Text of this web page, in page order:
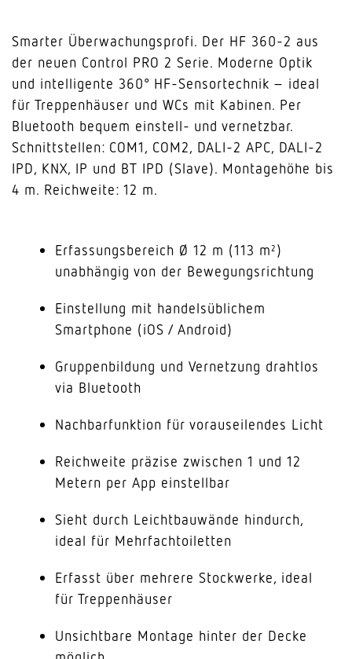
Smarter Überwachungsprofi. Der HF 360-2 aus
der neuen Control PRO 2 Serie. Moderne Optik
und intelligente 360° HF-Sensortechnik – ideal
für Treppenhäuser und WCs mit Kabinen. Per
Bluetooth bequem einstell- und vernetzbar.
Schnittstellen: COM1, COM2, DALI-2 APC, DALI-2
IPD, KNX, IP und BT IPD (Slave). Montagehöhe bis
4 m. Reichweite: 12 m.
Erfassungsbereich Ø 12 m (113 m²)
unabhängig von der Bewegungsrichtung
Einstellung mit handelsüblichem
Smartphone (iOS / Android)
Gruppenbildung und Vernetzung drahtlos
via Bluetooth
Nachbarfunktion für vorauseilendes Licht
Reichweite präzise zwischen 1 und 12
Metern per App einstellbar
Sieht durch Leichtbauwände hindurch,
ideal für Mehrfachtoiletten
Erfasst über mehrere Stockwerke, ideal
für Treppenhäuser
Unsichtbare Montage hinter der Decke